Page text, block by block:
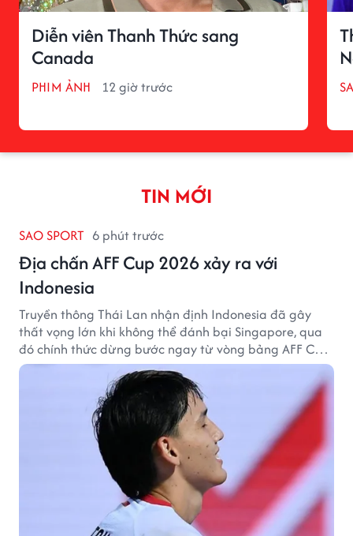
Diễn viên Thanh Thức sang
Canada
PHIM ẢNH 12 giờ trước
TIN MỚI
SAO SPORT 6 phút trước
Địa chấn AFF Cup 2026 xảy ra với
Indonesia
Truyền thông Thái Lan nhận định Indonesia đã gây
thất vọng lớn khi không thể đánh bại Singapore, qua
đó chính thức dừng bước ngay từ vòng bảng AFF Cup
2026.